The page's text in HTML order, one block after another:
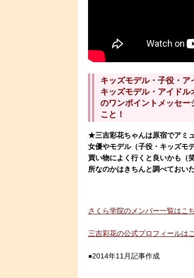
キッズモデル・子役・ア
キッズモデル・アイド
のワンポイントメッセー
こと！
★三吉彩花ちゃんは原宿でアミ
女優やモデル（子役・キッズモ
買い物によく行くと良いかも（
所なのかはきちんと調べておい
さくら学院のメンバー一覧はこ
三吉彩花の公式プロフィールは
●2014年11月記事作成